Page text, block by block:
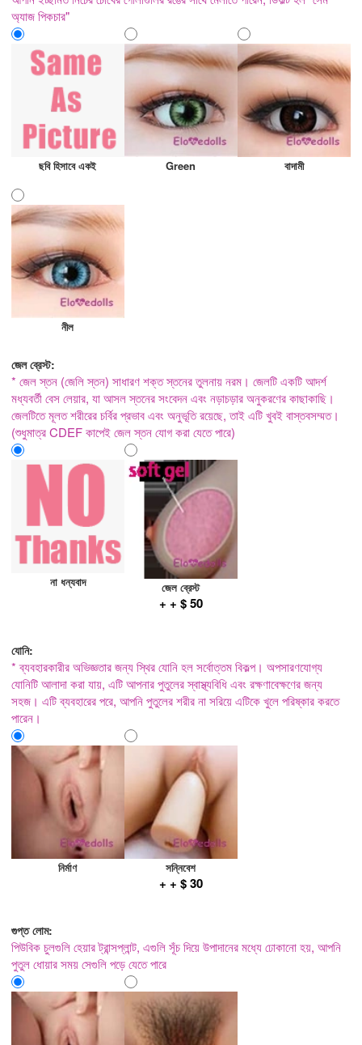
অ্যাজ পিকচার"
ছবি হিসাবে একই Green বাদামী
নীল
জেল ব্রেস্ট:
* জেল স্তন (জেলি স্তন) সাধারণ শক্ত স্তনের তুলনায় নরম। জেলটি একটি আদর্শ
মধ্যবর্তী বেস লেয়ার, যা আসল স্তনের সংবেদন এবং নড়াচড়ার অনুকরণের কাছাকাছি।
জেলটিতে মূলত শরীরের চর্বির প্রভাব এবং অনুভূতি রয়েছে, তাই এটি খুবই বাস্তবসম্মত।
(শুধুমাত্র CDEF কাপেই জেল স্তন যোগ করা যেতে পারে)
না ধন্যবাদ জেল ব্রেস্ট
+ + $ 50
যোনি:
* ব্যবহারকারীর অভিজ্ঞতার জন্য স্থির যোনি হল সর্বোত্তম বিকল্প। অপসারণযোগ্য
যোনিটি আলাদা করা যায়, এটি আপনার পুতুলের স্বাস্থ্যবিধি এবং রক্ষণাবেক্ষণের জন্য
সহজ। এটি ব্যবহারের পরে, আপনি পুতুলের শরীর না সরিয়ে এটিকে খুলে পরিষ্কার করতে
পারেন।
নির্মাণ সন্নিবেশ
+ + $ 30
গুপ্ত লোম:
পিউবিক চুলগুলি হেয়ার ট্রান্সপ্লান্ট, এগুলি সূঁচ দিয়ে উপাদানের মধ্যে ঢোকানো হয়, আপনি
পুতুল ধোয়ার সময় সেগুলি পড়ে যেতে পারে